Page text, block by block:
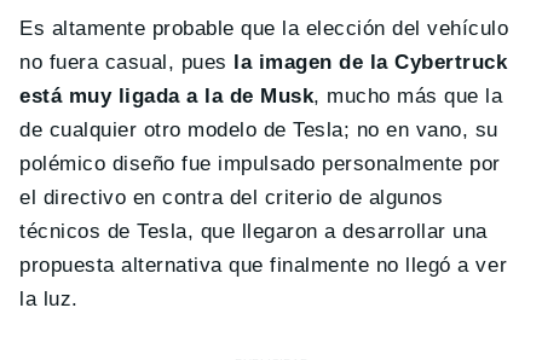
Es altamente probable que la elección del vehículo
no fuera casual, pues la imagen de la Cybertruck
está muy ligada a la de Musk, mucho más que la
de cualquier otro modelo de Tesla; no en vano, su
polémico diseño fue impulsado personalmente por
el directivo en contra del criterio de algunos
técnicos de Tesla, que llegaron a desarrollar una
propuesta alternativa que finalmente no llegó a ver
la luz.